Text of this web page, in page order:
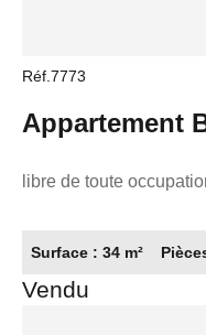
Réf.7773
Appartement
m2
libre de toute
Surface : 34 m²
Vendu